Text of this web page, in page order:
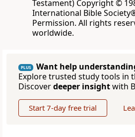
Testament) Copyright ©
International Bible
Permission. All rights
worldwide.
PLUS
Want help
Explore trusted study tools in
Discoverdeeper insightwith
Start 7-day free trial